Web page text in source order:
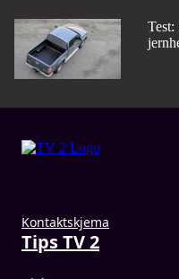
Test:
Kontaktskjema
Tips TV 2